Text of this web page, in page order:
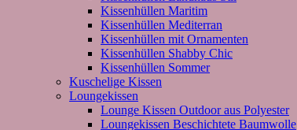
Kissenhüllen Maritim
Kissenhüllen Mediterran
Kissenhüllen mit Ornamenten
Kissenhüllen Shabby Chic
Kissenhüllen Sommer
Kuschelige Kissen
Loungekissen
Lounge Kissen Outdoor aus Polyester
Loungekissen Beschichtete Baumwolle